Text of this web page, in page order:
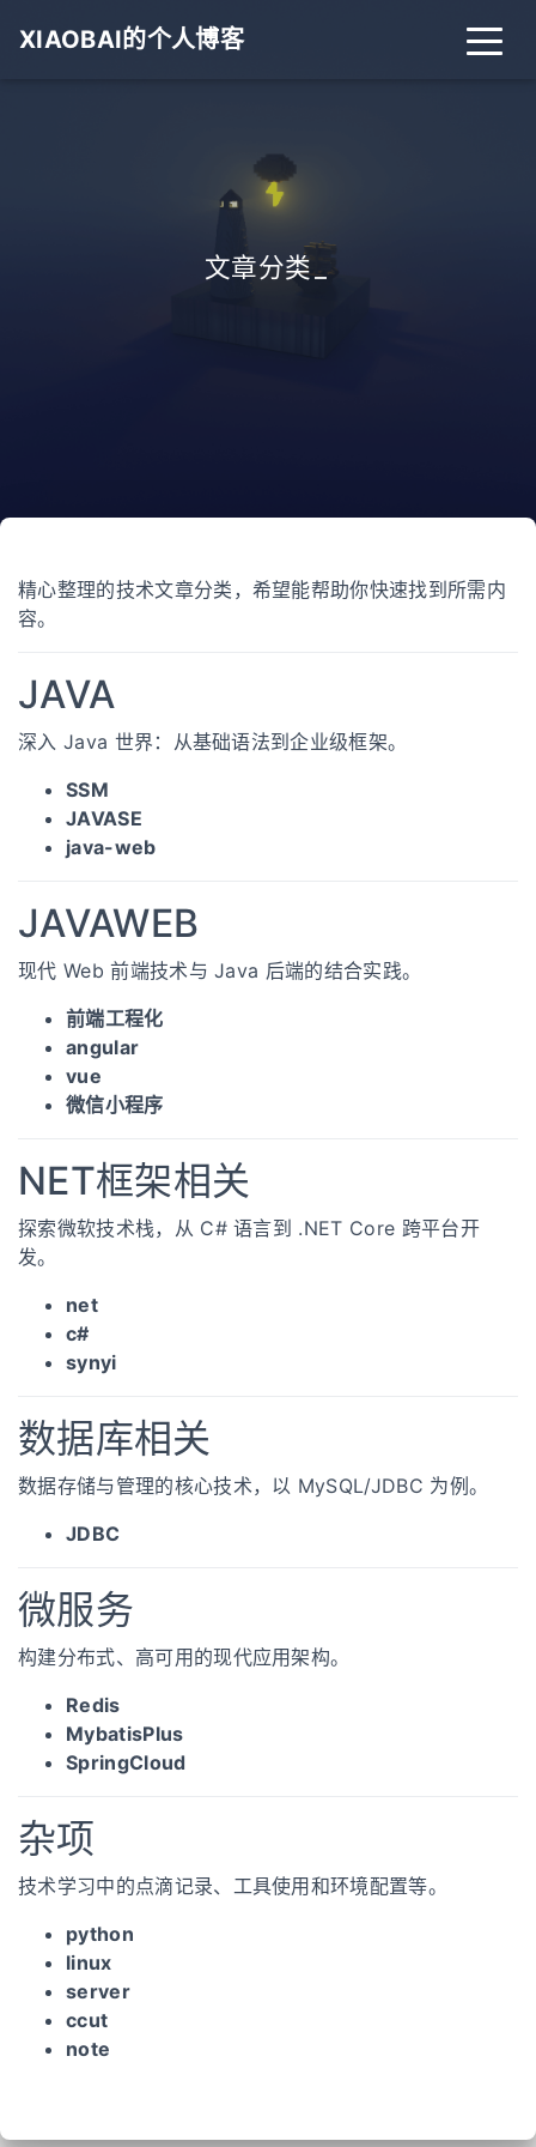
XIAOBAI的个人博客
文章分类
精心整理的技术文章分类，希望能帮助你快速找到所需内
容。
JAVA
深入 Java 世界：从基础语法到企业级框架。
SSM
JAVASE
java-web
JAVAWEB
现代 Web 前端技术与 Java 后端的结合实践。
前端工程化
angular
vue
微信小程序
NET框架相关
探索微软技术栈，从 C# 语言到 .NET Core 跨平台开
发。
net
c#
synyi
数据库相关
数据存储与管理的核心技术，以 MySQL/JDBC 为例。
JDBC
微服务
构建分布式、高可用的现代应用架构。
Redis
MybatisPlus
SpringCloud
杂项
技术学习中的点滴记录、工具使用和环境配置等。
python
linux
server
ccut
note